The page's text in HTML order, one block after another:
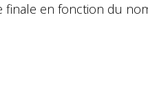
en fonction du